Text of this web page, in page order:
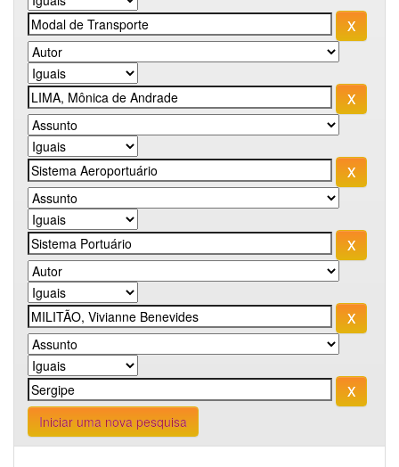
Iniciar uma nova pesquisa